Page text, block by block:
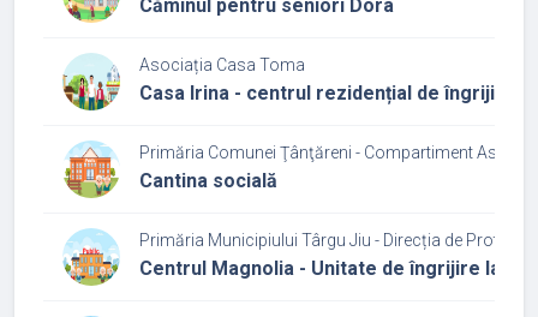
Căminul pentru seniori Dora
Asociația Casa Toma
Casa Irina - centrul rezidențial de îngrijire
Primăria Comunei Ţânţăreni - Compartiment
Cantina socială
Primăria Municipiului Târgu Jiu - Direcția de
Centrul Magnolia - Unitate de îngrijire la